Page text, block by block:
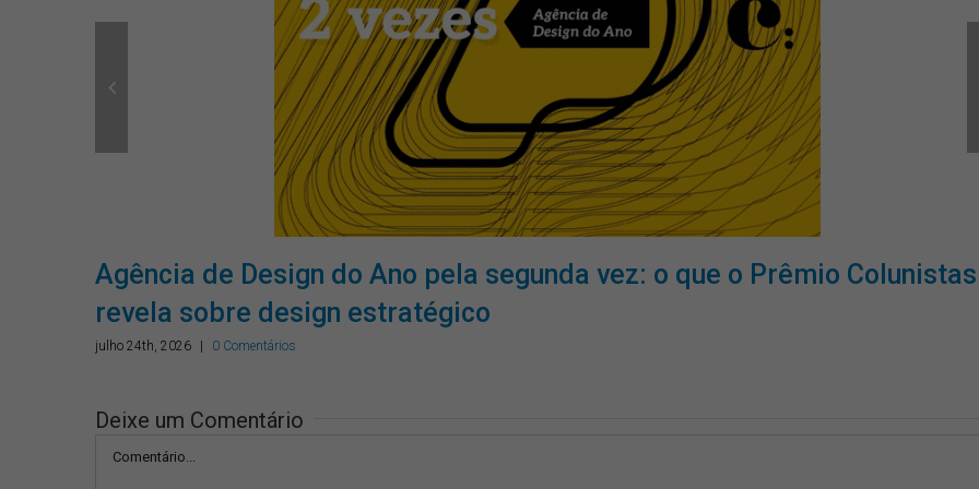
Agência de Design do Ano pela segunda vez: o que o Prêmio Colunistas
revela sobre design estratégico
julho 24th, 2026 | 0 Comentários
Deixe um Comentário
Comentário